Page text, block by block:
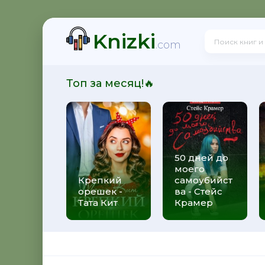
Knizki.com
Топ за месяц!🔥
Крепкий
орешек -
Тата Кит
50 дней до
моего
самоубийст
ва - Стейс
Крамер
рыцаре (7 том)